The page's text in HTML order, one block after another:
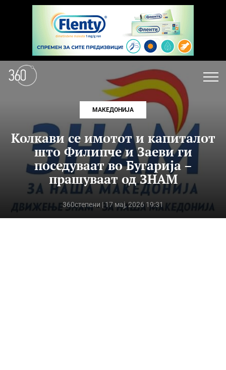
МАКЕДОНИЈА
Колкави се имотот и капиталот
што Филипче и Заеви ги
поседуваат во Бугарија –
прашуваат од ЗНАМ
360степени | 17 мај, 2026 19:31